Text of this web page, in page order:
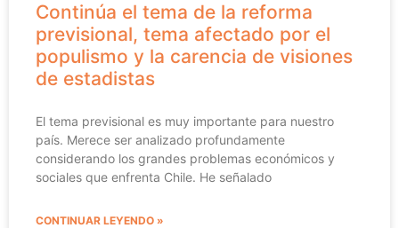
Continúa el tema de la reforma
previsional, tema afectado por el
populismo y la carencia de visiones
de estadistas
El tema previsional es muy importante para nuestro
país. Merece ser analizado profundamente
considerando los grandes problemas económicos y
sociales que enfrenta Chile. He señalado
CONTINUAR LEYENDO »